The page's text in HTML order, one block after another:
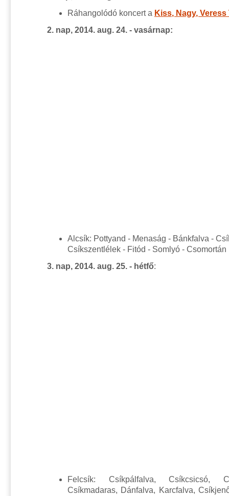
Ráhangolódó koncert a Kiss, Nagy, Veress
2. nap, 2014. aug. 24. - vasárnap:
Alcsík: Pottyand - Menaság - Bánkfalva -
Csíkszentlélek - Fitód - Somlyó - Csomortán
3. nap, 2014. aug. 25. - hétfő:
Felcsík: Csíkpálfalva, Csíkcsicsó,
Csíkmadaras, Dánfalva, Karcfalva,